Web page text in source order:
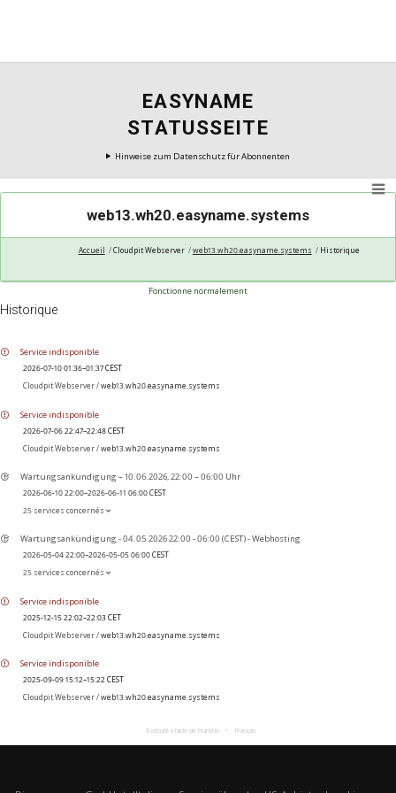
EASYNAME
STATUSSEITE
Hinweise zum Datenschutz für Abonnenten
web13.wh20.easyname.systems
Accueil Cloudpit Webserver web13.wh20.easyname.systems Historique
Fonctionne normalement
Historique
Service indisponible
2026-07-10 01:36–01:37 CEST
Cloudpit Webserver /web13.wh20.easyname.systems
Service indisponible
2026-07-06 22:47–22:48 CEST
Cloudpit Webserver /web13.wh20.easyname.systems
Wartungsankündigung – 10.06.2026, 22:00 – 06:00 Uhr
2026-06-10 22:00–2026-06-11 06:00 CEST
25 services concernés
Wartungsankündigung - 04.05.2026 22:00 - 06:00 (CEST) - Webhosting
2026-05-04 22:00–2026-05-05 06:00 CEST
25 services concernés
Service indisponible
2025-12-15 22:02–22:03 CET
Cloudpit Webserver /web13.wh20.easyname.systems
Service indisponible
2025-09-09 15:12–15:22 CEST
Cloudpit Webserver /web13.wh20.easyname.systems
Exécuté à l’aide de Hund.io Français